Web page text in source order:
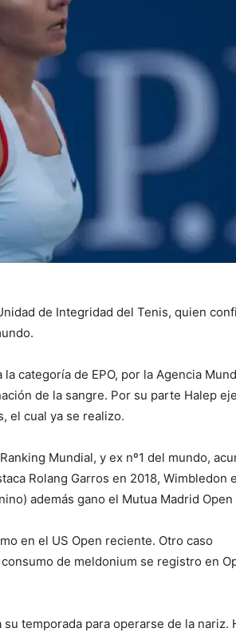
de Integridad del Tenis, quien
categoría de EPO, por la Agencia
de la sangre. Por su parte Halep
el cual ya se realizo.
Mundial, y ex nº1 del mundo,
Rolang Garros en 2018, Wimbledon
además gano el Mutua Madrid Open
en el US Open reciente. Otro caso
de meldonium se registro en
temporada para operarse de la nariz.